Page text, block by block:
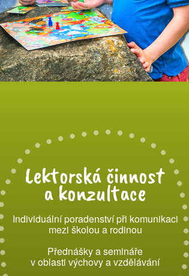
Lektorská činnost
a konzultace
Individuální poradenství při komunikaci
mezi školou a rodinou
Přednášky a semináře
v oblasti výchovy a vzdělávání